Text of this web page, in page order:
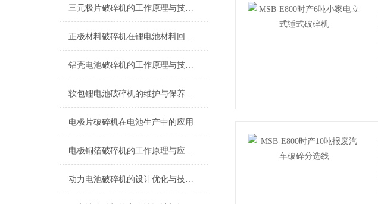
三元极片破碎机的工作原理与技术创新
正极材料破碎机在锂电池材料回收中的应用
铝壳电池破碎机的工作原理与技术特点
软包锂电池破碎机的维护与保养指南
电极片破碎机在电池生产中的应用
电极铜箔破碎机的工作原理与应用解析
动力电池破碎机的设计优化与技术创新